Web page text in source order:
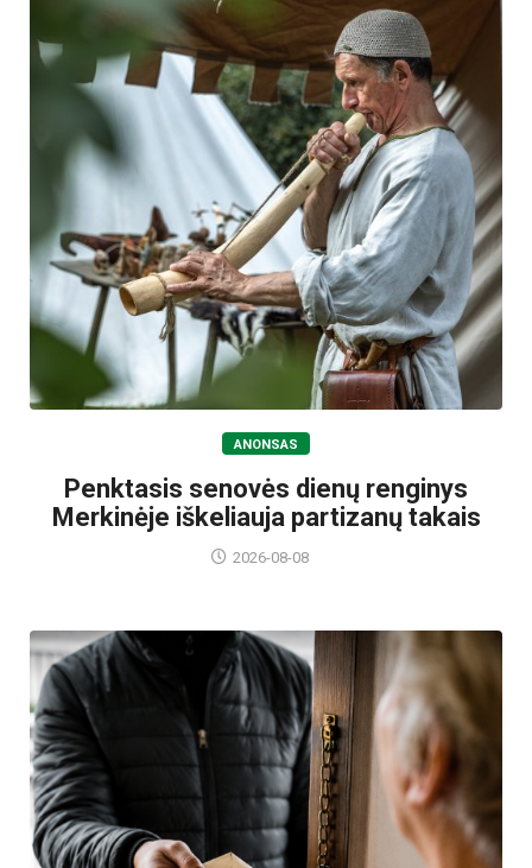
ANONSAS
Penktasis senovės dienų renginys
Merkinėje iškeliauja partizanų takais
2026-08-08